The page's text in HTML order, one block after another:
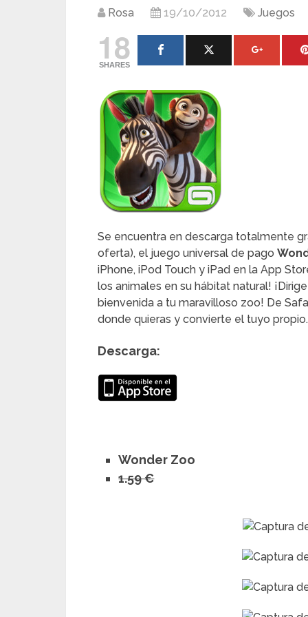
Rosa 19/10/2012 Juegos
18
SHARES
Se encuentra en descarga totalmente
oferta), el juego universal de pago
iPhone, iPod Touch y iPad en la App
los animales en su hábitat natural!
bienvenida a tu maravilloso zoo! De
donde quieras y convierte el tuyo propio.
Descarga:
Wonder Zoo
1.59 €